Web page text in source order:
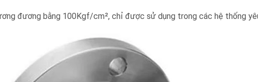
đương bằng 100Kgf/cm², chỉ được sử dụng trong các hệ thống